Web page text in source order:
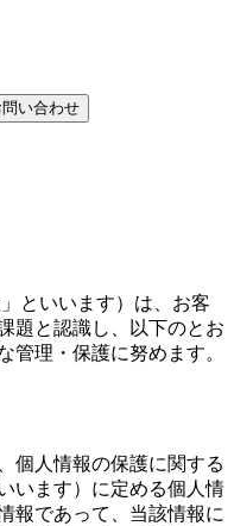
問い合わせ
といいます）は、お客
題と認識し、以下のとお
管理・保護に努めます。
個人情報の保護に関する
います）に定める個人情
報であって、当該情報に